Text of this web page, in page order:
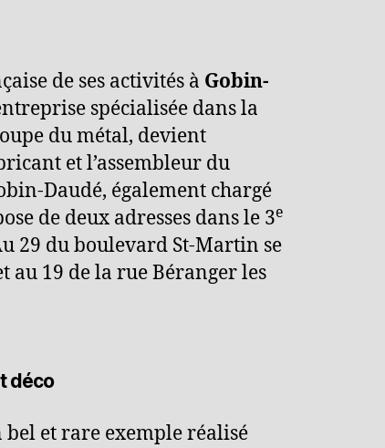
de ses activités à Gobin-
spécialisée dans la
du métal, devient
et l’assembleur du
Daudé, également chargé
de deux adresses dans le 3e
29 du boulevard St-Martin se
19 de la rue Béranger les
déco
bel et rare exemple réalisé